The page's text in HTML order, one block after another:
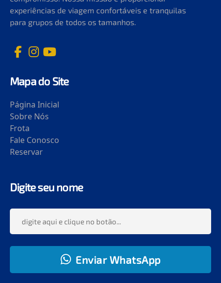
experiências de viagem confortáveis e tranquilas
para grupos de todos os tamanhos.
Mapa do Site
Página Inicial
Sobre Nós
Frota
Fale Conosco
Reservar
Digite seu nome
Enviar WhatsApp